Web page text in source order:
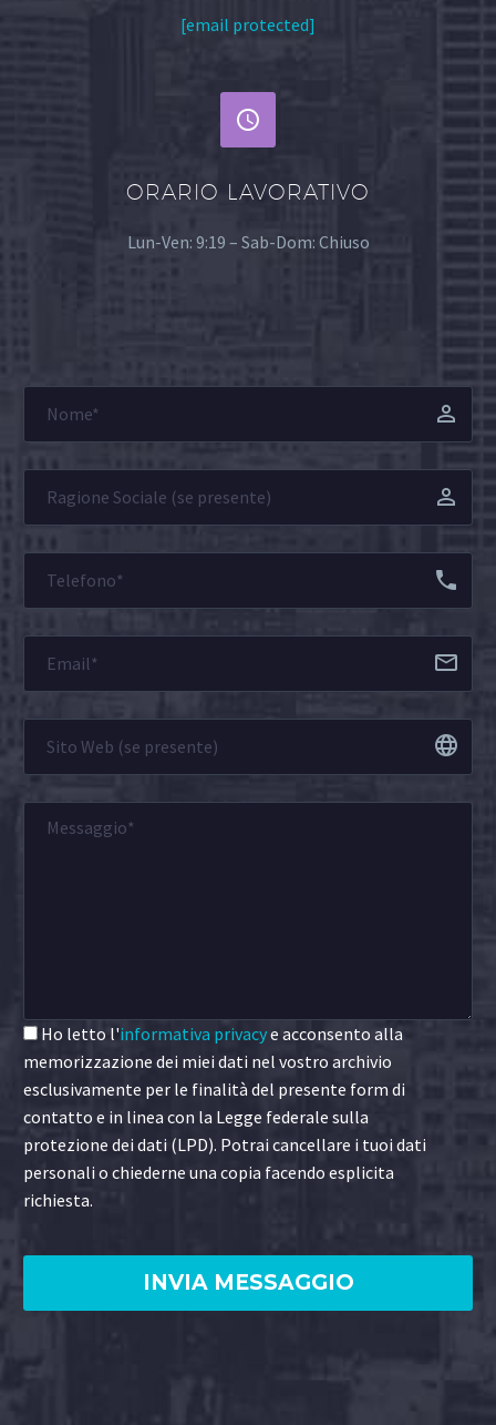
[email protected]


ORARIO LAVORATIVO
Lun-Ven: 9:19 – Sab-Dom: Chiuso
Ho letto l'informativa privacye acconsento alla
memorizzazione dei miei dati nel vostro archivio
esclusivamente per le finalità del presente form di
contatto e in linea con la Legge federale sulla
protezione dei dati (LPD). Potrai cancellare i tuoi dati
personali o chiederne una copia facendo esplicita
richiesta.